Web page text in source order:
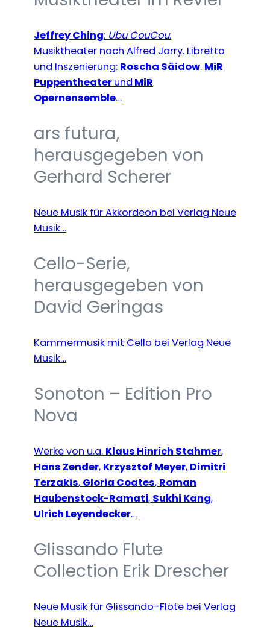
Jeffrey Ching: Ubu CouCou.
Musiktheater nach Alfred Jarry. Libretto
und Inszenierung: Roscha Säidow. MiR
Puppentheaterund MiR
Opernensemble…
ars futura,
herausgegeben von
Gerhard Scherer
Neue Musik für Akkordeon bei Verlag Neue
Musik…
Cello-Serie,
herausgegeben von
David Geringas
Kammermusik mit Cello bei Verlag Neue
Musik…
Sonoton – Edition Pro
Nova
Werke von u.a. Klaus Hinrich Stahmer,
Hans Zender, Krzysztof Meyer, Dimitri
Terzakis, Gloria Coates, Roman
Haubenstock-Ramati, Sukhi Kang,
Ulrich Leyendecker…
Glissando Flute
Collection Erik Drescher
Neue Musik für Glissando-Flöte bei Verlag
Neue Musik…